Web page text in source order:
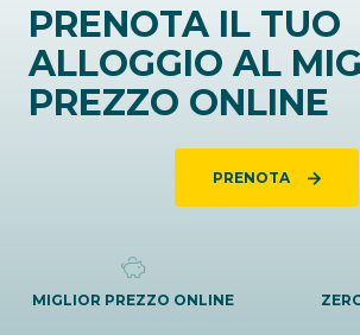
PRENOTA IL TUO
ALLOGGIO AL
PREZZO ONLINE
PRENOTA
MIGLIOR PREZZO ONLINE